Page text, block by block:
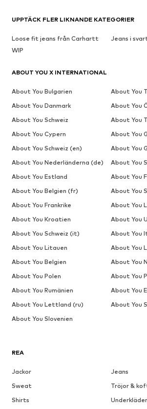
REA
Jackor
Jeans
Sweat
Tröjor &
Shirts
Underkläder
UPPTÄCK FLER LIKNANDE KATEGORIER
Loose fit jeans från Carhartt
WIP
Jeans i
ABOUT YOU X INTERNATIONAL
About You Bulgarien
About You
About You Danmark
About You
About You Schweiz
About You
About You Cypern
About You
About You Schweiz (en)
About You
About You Nederländerna (de)
About You
About You Estland
About You
About You Belgien (fr)
About You
About You Frankrike
About You
About You Kroatien
About You
About You Schweiz (it)
About You
About You Litauen
About You
About You Belgien
About You
About You Polen
About You
About You Rumänien
About You
About You Lettland (ru)
About You
About You Slovenien